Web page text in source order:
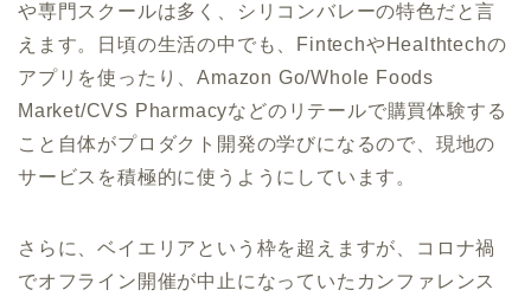
や専門スクールは多く、シリコンバレーの特色だと言
えます。日頃の生活の中でも、FintechやHealthtechの
アプリを使ったり、Amazon Go/Whole Foods
Market/CVS Pharmacyなどのリテールで購買体験する
こと自体がプロダクト開発の学びになるので、現地の
サービスを積極的に使うようにしています。
さらに、ベイエリアという枠を超えますが、コロナ禍
でオフライン開催が中止になっていたカンファレンス